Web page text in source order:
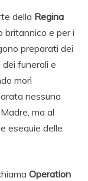
della Regina
britannico e per i
preparati dei
funerali e
morì
nessuna
ma al
esequie delle
Operation